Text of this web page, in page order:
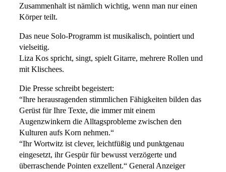
Zusammenhalt ist nämlich wichtig, wenn man nur einen
Körper teilt.
Das neue Solo-Programm ist musikalisch, pointiert und
vielseitig.
Liza Kos spricht, singt, spielt Gitarre, mehrere Rollen und
mit Klischees.
Die Presse schreibt begeistert:
“Ihre herausragenden stimmlichen Fähigkeiten bilden das
Gerüst für Ihre Texte, die immer mit einem
Augenzwinkern die Alltagsprobleme zwischen den
Kulturen aufs Korn nehmen.“
“Ihr Wortwitz ist clever, leichtfüßig und punktgenau
eingesetzt, ihr Gespür für bewusst verzögerte und
überraschende Pointen exzellent.“ General Anzeiger